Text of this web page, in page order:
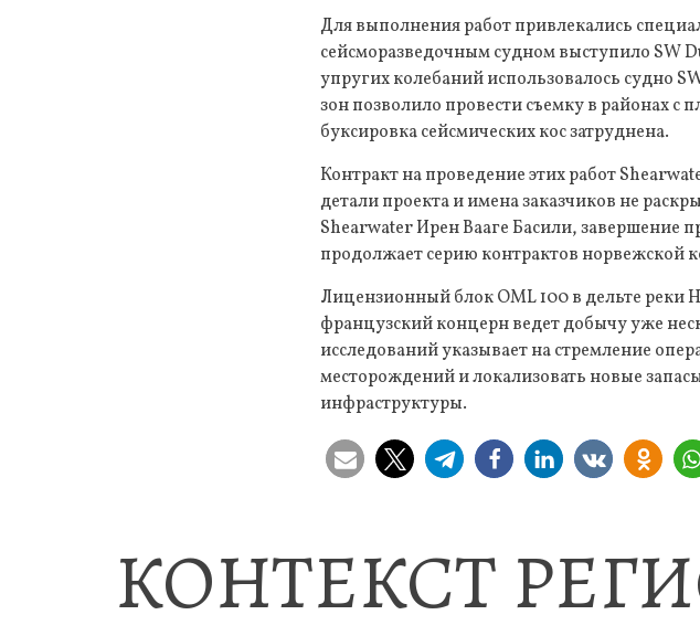
Для выполнения работ привлекались
сейсморазведочным судном выступило SW
упругих колебаний использовалось судно
зон позволило провести съемку в районах
буксировка сейсмических кос затруднена.
Контракт на проведение этих работ
детали проекта и имена заказчиков не
Shearwater Ирен Вааге Басили, завершение
продолжает серию контрактов норвежской
Лицензионный блок OML 100 в дельте реки
французский концерн ведет добычу уже
исследований указывает на стремление
месторождений и локализовать новые
инфраструктуры.
КОНТЕКСТ